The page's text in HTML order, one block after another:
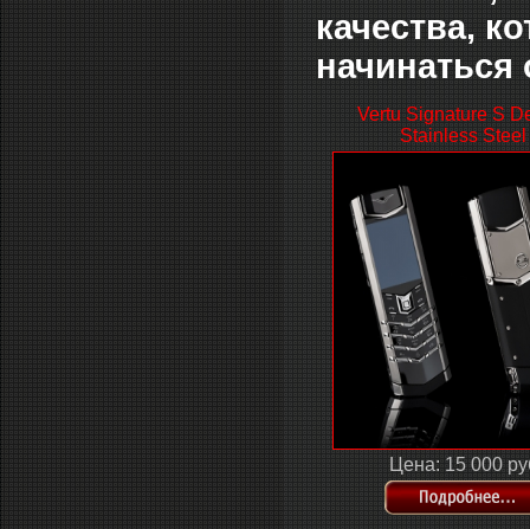
качества,
начинаться
Vertu Signature S
Stainless Steel
Цена: 15 000